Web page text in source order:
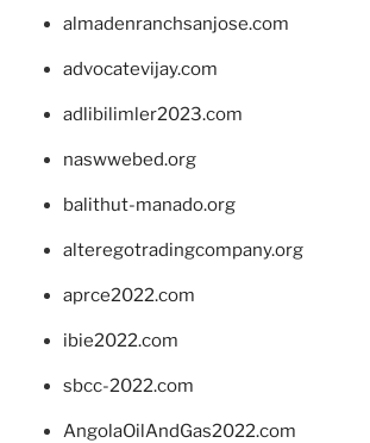
almadenranchsanjose.com
advocatevijay.com
adlibilimler2023.com
naswwebed.org
balithut-manado.org
alteregotradingcompany.org
aprce2022.com
ibie2022.com
sbcc-2022.com
AngolaOilAndGas2022.com